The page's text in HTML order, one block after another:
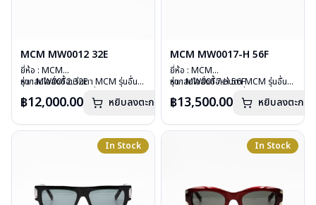
MCM MW0012 32E
ยี่ห้อ : MCM
รุ่น : MW0012 32E
เลนส์ : กันแดดสีน้ำตาล
อุปกรณ์ : กล่องแว่น, ผ้าเช็ดแว่น
หากสนใจสั่งชื้อแว่นตา MCM รุ่นอื่น
ติดต่อเราคลิก
฿12,000.00 หยิบลงตะกร้า
MCM MW0017-H 56F
ยี่ห้อ : MCM
รุ่น : MW0017-H 56F
เลนส์ : กันแดดสีน้ำตาล
อุปกรณ์ : กล่องแว่น, ผ้าเช็ดแว่น
หากสนใจสั่งชื้อแว่นตา MCM รุ่นอื่น
ติดต่อเราคลิก
฿13,500.00 หยิบลงตะกร้า
In Stock In Stock